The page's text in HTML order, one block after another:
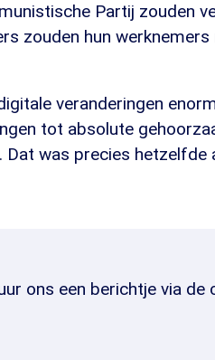
Partij zouden
zouden hun werknemers
veranderingen
tot absolute
was precies hetzelfde
ons een berichtje via de